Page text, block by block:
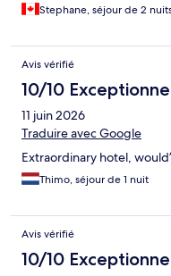
Stephane, séjour de 2
Avis vérifié
10/10
11 juin 2026
Traduire avec Google
Extraordinary hotel,
Thimo, séjour de 1 nuit
Avis vérifié
10/10